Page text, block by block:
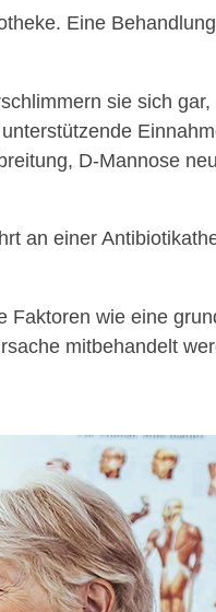
Eine
sie sich
D-Mannose
an einer
Faktoren wie eine
mitbehandelt